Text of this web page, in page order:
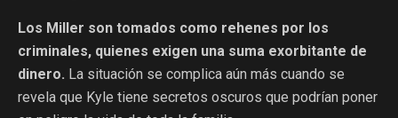
Los Miller son tomados como rehenes por los
criminales, quienes exigen una suma exorbitante de
dinero. La situación se complica aún más cuando se
revela que Kyle tiene secretos oscuros que podrían poner